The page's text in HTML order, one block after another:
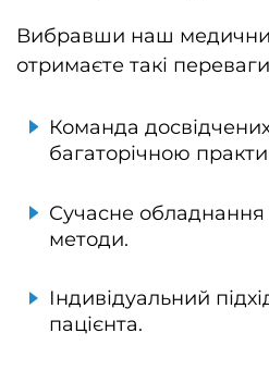
Вибравши наш
отримаєте такі
Команда досвідчених
багаторічною
Сучасне обладнання
методи.
Індивідуальний
пацієнта.